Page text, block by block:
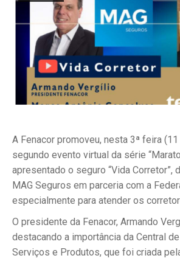
A Fenacor promoveu, nesta 3ª feira
segundo evento virtual da série
apresentado o seguro “Vida Corretor”,
MAG Seguros em parceria com a
especialmente para atender os
O presidente da Fenacor, Armando
destacando a importância da Central
Serviços e Produtos, que foi criada